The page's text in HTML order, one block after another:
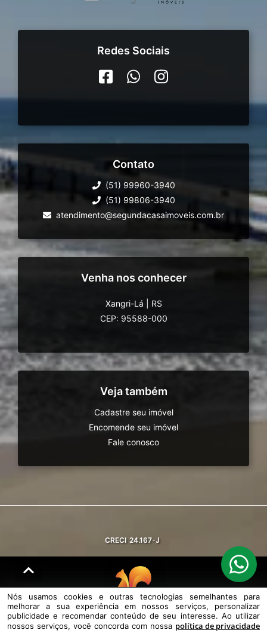
Redes Sociais
Contato
(51) 99960-3940
(51) 99806-3940
atendimento@segundacasaimoveis.com.br
Venha nos conhecer
Xangri-Lá
RS
CEP: 95588-000
Veja também
Cadastre seu imóvel
Encomende seu imóvel
Fale conosco
CRECI 24.167-J
© DESENVOLVIDO PELAAGIL.NET
Nós usamos cookies e outras tecnologias semelhantes para melhorar a
Nós usamos cookies e outras tecnologias semelhantes para
melhorar a sua experiência em nossos serviços, personalizar
publicidade e recomendar conteúdo de seu interesse. Ao utilizar
nossos serviços, você concorda com nossa política de privacidade